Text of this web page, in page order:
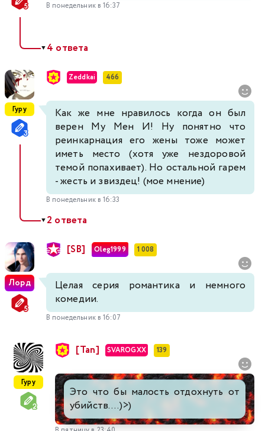
В понедельник в 16:37
▼4 ответа
Гуру
Zeddkai 466
Как же мне нравилось когда он был
верен Му Мен И! Ну понятно что
реинкарнация его жены тоже может
иметь место (хотя уже нездоровой
темой попахивает). Но остальной гарем
- жесть и звиздец! (мое мнение)
В понедельник в 16:33
▼2 ответа
Лорд
[SB] Oleg1999 1 008
Целая серия романтика и немного
комедии.
В понедельник в 16:07
Гуру
[Tan] SVAROGXX 139
Это что бы малость отдохнуть от
убийств....)>)